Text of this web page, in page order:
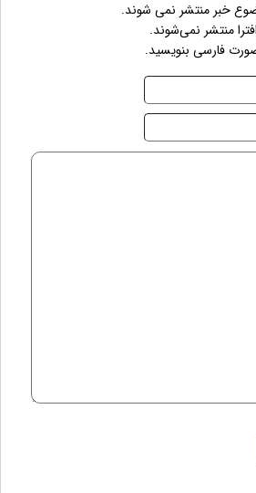
خبر منتشر نمی شوند.
منتشر نمی‌شوند.
فارسی بنویسید.